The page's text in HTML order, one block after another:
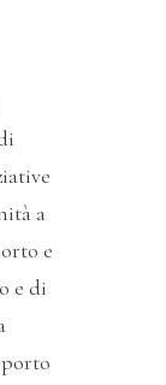
a
e
e di